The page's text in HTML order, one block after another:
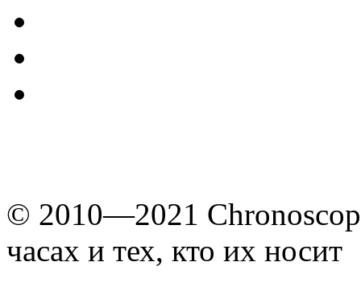
© 2010—2021
часах и тех, кто их носит